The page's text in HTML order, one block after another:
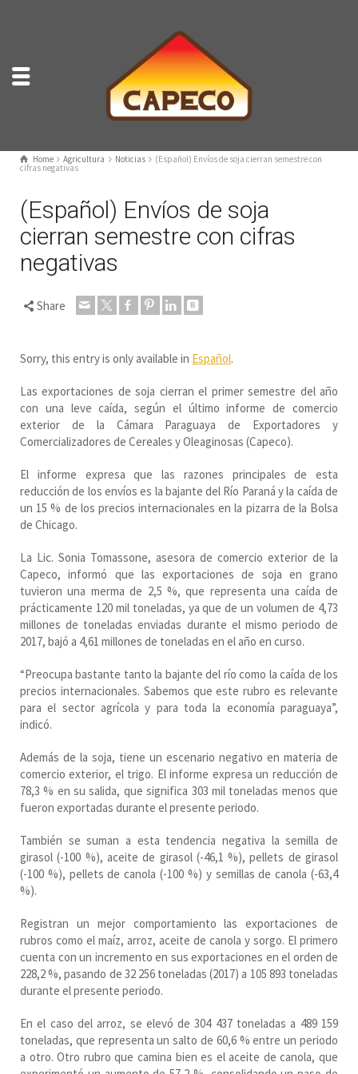
Home Agricultura Noticias (Español) Envíos de soja cierran semestre con
cifras negativas
(Español) Envíos de soja
cierran semestre con cifras
negativas
Share
Sorry, this entry is only available in Español.
Las exportaciones de soja cierran el primer semestre del año
con una leve caída, según el último informe de comercio
exterior de la Cámara Paraguaya de Exportadores y
Comercializadores de Cereales y Oleaginosas (Capeco).
El informe expresa que las razones principales de esta
reducción de los envíos es la bajante del Río Paraná y la caída de
un 15 % de los precios internacionales en la pizarra de la Bolsa
de Chicago.
La Lic. Sonia Tomassone, asesora de comercio exterior de la
Capeco, informó que las exportaciones de soja en grano
tuvieron una merma de 2,5 %, que representa una caída de
prácticamente 120 mil toneladas, ya que de un volumen de 4,73
millones de toneladas enviadas durante el mismo periodo de
2017, bajó a 4,61 millones de toneladas en el año en curso.
“Preocupa bastante tanto la bajante del río como la caída de los
precios internacionales. Sabemos que este rubro es relevante
para el sector agrícola y para toda la economía paraguaya”,
indicó.
Además de la soja, tiene un escenario negativo en materia de
comercio exterior, el trigo. El informe expresa un reducción de
78,3 % en su salida, que significa 303 mil toneladas menos que
fueron exportadas durante el presente periodo.
También se suman a esta tendencia negativa la semilla de
girasol (-100 %), aceite de girasol (-46,1 %), pellets de girasol
(-100 %), pellets de canola (-100 %) y semillas de canola (-63,4
%).
Registran un mejor comportamiento las exportaciones de
rubros como el maíz, arroz, aceite de canola y sorgo. El primero
cuenta con un incremento en sus exportaciones en el orden de
228,2 %, pasando de 32 256 toneladas (2017) a 105 893 toneladas
durante el presente periodo.
En el caso del arroz, se elevó de 304 437 toneladas a 489 159
toneladas, que representa un salto de 60,6 % entre un periodo
a otro. Otro rubro que camina bien es el aceite de canola, que